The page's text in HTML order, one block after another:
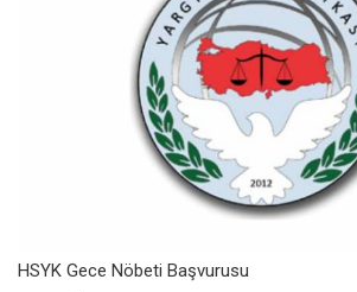
HSYK Gece Nöbeti Başvurusu